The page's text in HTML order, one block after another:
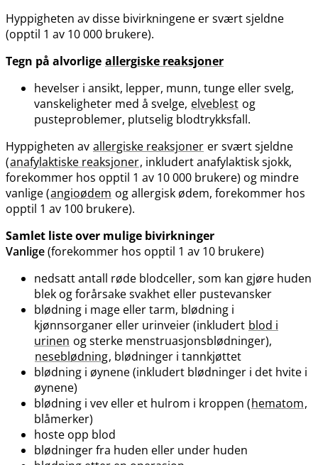
Hyppigheten av disse bivirkningene er svært sjeldne
(opptil 1 av 10 000 brukere).
Tegn på alvorlige allergiske reaksjoner
hevelser i ansikt, lepper, munn, tunge eller svelg,
vanskeligheter med å svelge, elveblest og
pusteproblemer, plutselig blodtrykksfall.
Hyppigheten av allergiske reaksjoner er svært sjeldne
(anafylaktiske reaksjoner, inkludert anafylaktisk sjokk,
forekommer hos opptil 1 av 10 000 brukere) og mindre
vanlige (angioødem og allergisk ødem, forekommer hos
opptil 1 av 100 brukere).
Samlet liste over mulige bivirkninger
Vanlige(forekommer hos opptil 1 av 10 brukere)
nedsatt antall røde blodceller, som kan gjøre huden
blek og forårsake svakhet eller pustevansker
blødning i mage eller tarm, blødning i
kjønnsorganer eller urinveier (inkludert blod i
urinen og sterke menstruasjonsblødninger),
neseblødning, blødninger i tannkjøttet
blødning i øynene (inkludert blødninger i det hvite i
øynene)
blødning i vev eller et hulrom i kroppen (hematom,
blåmerker)
hoste opp blod
blødninger fra huden eller under huden